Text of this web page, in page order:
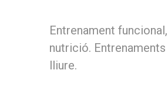
Entrenament
nutrició. Entrenaments
lliure.